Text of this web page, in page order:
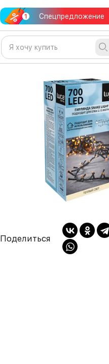
Спецпредложение
Поделиться